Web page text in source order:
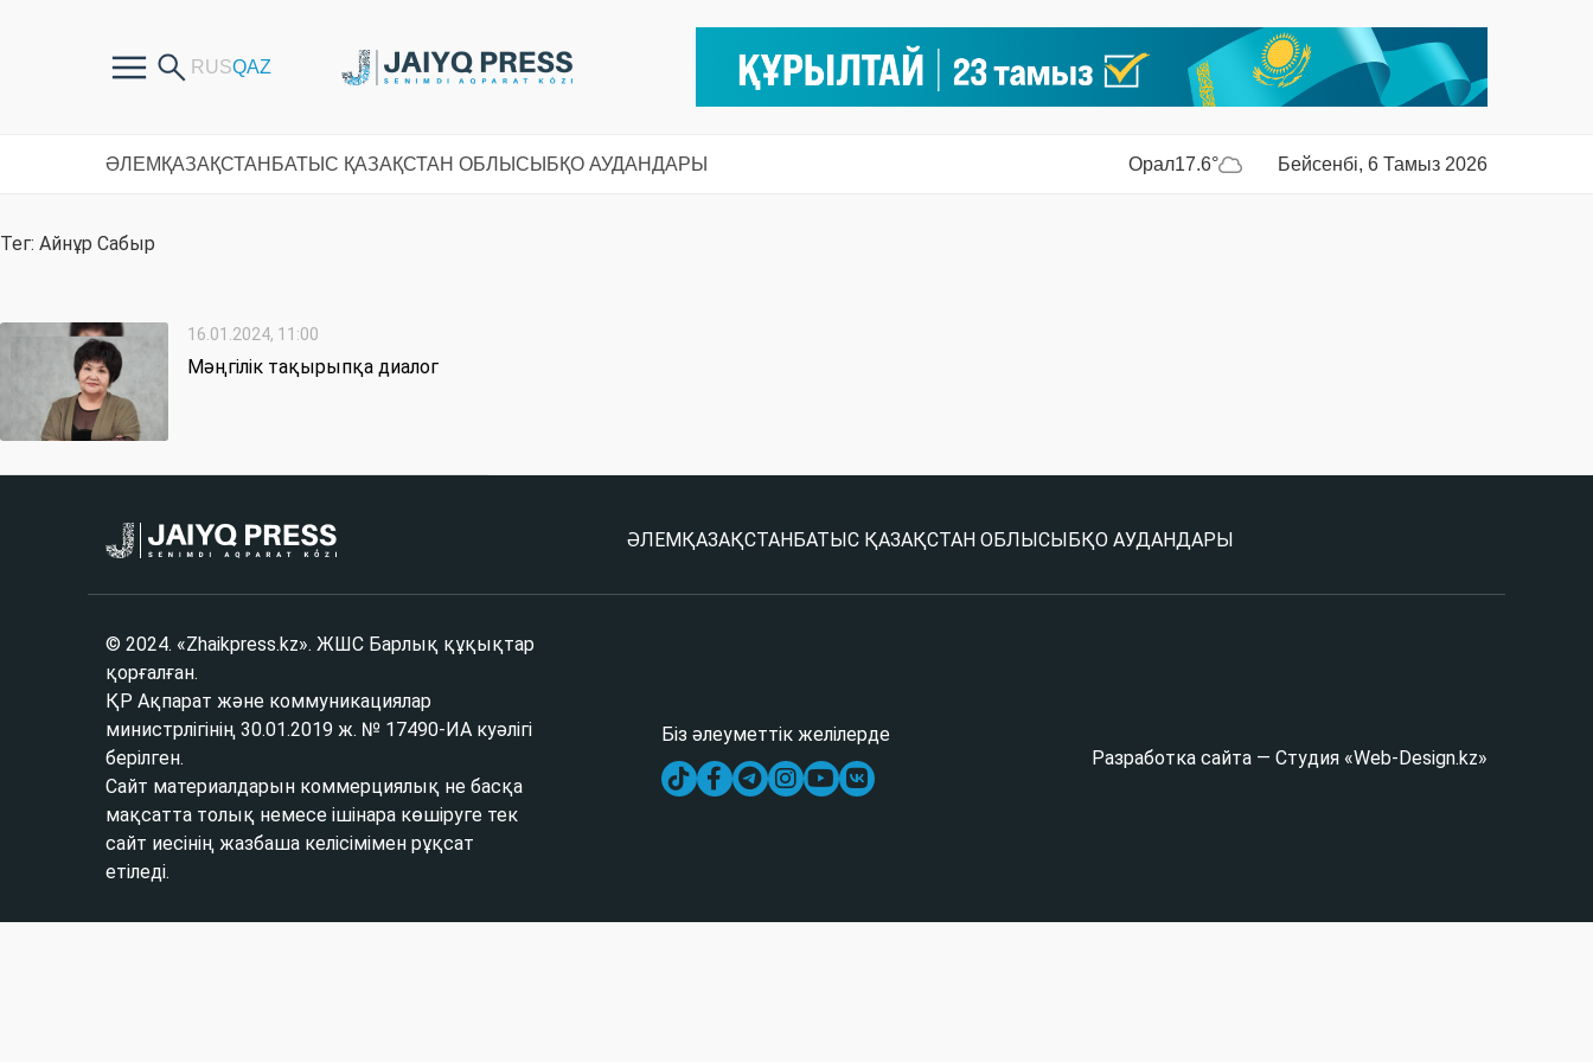
ӘЛЕМ ҚАЗАҚСТАН БАТЫС ҚАЗАҚСТАН ОБЛЫСЫ БҚО АУДАНДАРЫ Орал17.6° Бейсенбі, 6 Тамыз 2026
Тег: Айнұр Сабыр
16.01.2024, 11:00
Мәңгілік тақырыпқа диалог
ӘЛЕМ ҚАЗАҚСТАН БАТЫС ҚАЗАҚСТАН ОБЛЫСЫ БҚО АУДАНДАРЫ
© 2024. «Zhaikpress.kz». ЖШС Барлық құқықтар
қорғалған.
ҚР Ақпарат және коммуникациялар
министрлігінің 30.01.2019 ж. № 17490-ИА куәлігі
берілген.
Сайт материалдарын коммерциялық не басқа
мақсатта толық немесе ішінара көшіруге тек
сайт иесінің жазбаша келісімімен рұқсат
етіледі.
Біз әлеуметтік желілерде
Разработка сайта — Студия «Web-Design.kz»